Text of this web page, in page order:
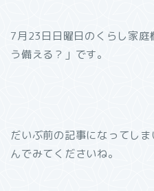
7月23日日曜日のくらし家
う備える？」です。
だいぶ前の記事になってし
んでみてくださいね。